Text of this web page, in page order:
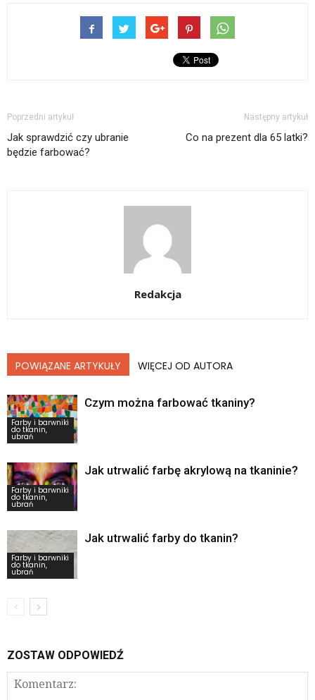
Poprzedni artykuł
Jak sprawdzić czy ubranie
będzie farbować?
Następny artykuł
Co na prezent dla 65 latki?
Redakcja
POWIĄZANE ARTYKUŁY WIĘCEJ OD AUTORA
Farby i barwniki
do tkanin,
ubrań
Czym można farbować tkaniny?
Farby i barwniki
do tkanin,
ubrań
Jak utrwalić farbę akrylową na tkaninie?
Farby i barwniki
do tkanin,
ubrań
Jak utrwalić farby do tkanin?
ZOSTAW ODPOWIEDŹ